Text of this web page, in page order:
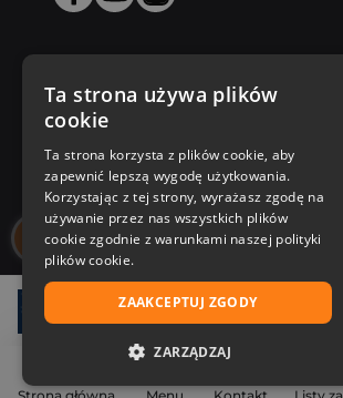
Strona główna Menu Kontakt Listy
34,77 zł
Zakupy u nas
Nasza oferta
Nasi autorzy
Ta strona używa plików
cookie
Ta strona korzysta z plików cookie, aby
zapewnić lepszą wygodę użytkowania.
Korzystając z tej strony, wyrażasz zgodę na
używanie przez nas wszystkich plików
cookie zgodnie z warunkami naszej polityki
plików cookie.
ZAAKCEPTUJ ZGODY
ZARZĄDZAJ